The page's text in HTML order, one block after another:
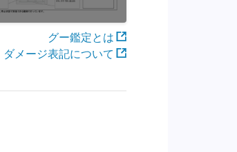
グー鑑定とは
ダメージ表記について